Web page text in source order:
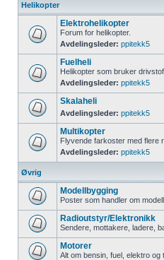
Helikopter
Elektrohelikopter
Forum for helikopter.
Avdelingsleder: ppitekk5
Fuelheli
Helikopter som bruker
Avdelingsleder: ppitekk5
Skalaheli
Avdelingsleder: ppitekk5
Multikopter
Flyvende farkoster med flere
Avdelingsleder: ppitekk5
Øvrig
Modellbygging
Poster som handler om
Radioutstyr/Elektronikk
Sendere, mottakere, ladere,
Motorer
Alt om bensin, fuel, elektro og